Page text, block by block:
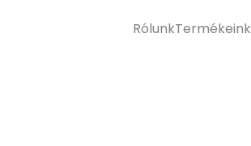
RólunkTermékeink